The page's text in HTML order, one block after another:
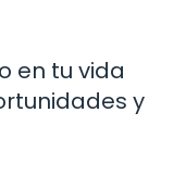
en tu vida
y